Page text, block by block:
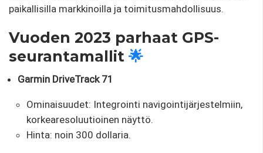
paikallisilla markkinoilla ja toimitusmahdollisuus.
Vuoden 2023 parhaat GPS-
seurantamallit 🌟
Garmin DriveTrack 71
Ominaisuudet: Integrointi navigointijärjestelmiin,
korkearesoluutioinen näyttö.
Hinta: noin 300 dollaria.